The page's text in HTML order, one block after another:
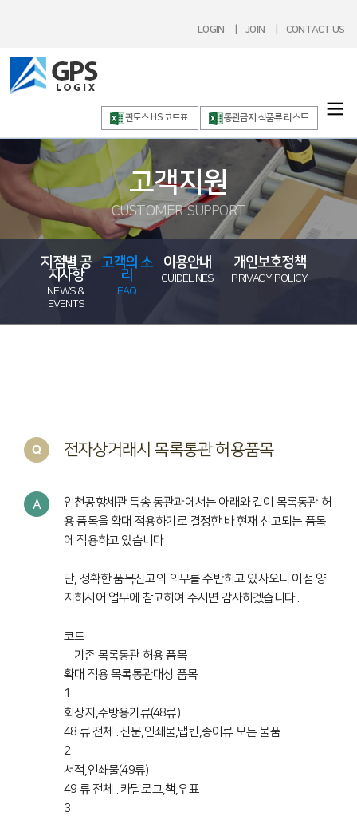
LOGIN JOIN CONTACT US
판토스 HS 코드표 통관금지 식품류 리스트
고객지원
CUSTOMER SUPPORT
지점별 공
지사항
NEWS &
EVENTS
고객의 소
리
FAQ
이용안내
GUIDELINES
개인보호정책
PRIVACY POLICY
전자상거래시 목록통관 허용품목
인천공항세관 특송 통관과에서는 아래와 같이 목록통관 허
용 품목을 확대 적용하기로 결정한 바 현재 신고되는 품목
에 적용하고 있습니다 .
단, 정확한 품목신고의 의무를 수반하고 있사오니 이점 양
지하시어 업무에 참고하여 주시면 감사하겠습니다 .
코드
기존 목록통관 허용 품목
확대 적용 목록통관대상 품목
1
화장지,주방용기류(48류)
48 류 전체 . 신문,인쇄물,냅킨,종이류 모든 물품
2
서적,인쇄물(49류)
49 류 전체 . 카달로그,책,우표
3